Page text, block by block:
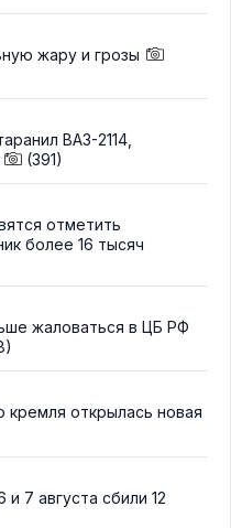
жару и грозы
ВАЗ-2114,
(391)
отметить
более 16 тысяч
жаловаться в ЦБ РФ
кремля открылась новая
7 августа сбили 12